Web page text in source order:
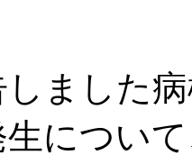
しました
生につい